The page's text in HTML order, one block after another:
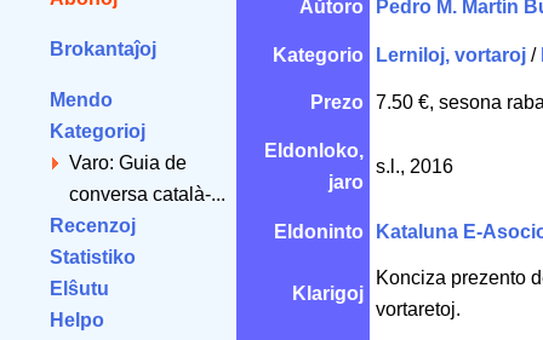
Brokantaĵoj
Mendo
Kategorioj
Varo: Guia de
conversa català-...
Recenzoj
Statistiko
Elŝutu
Helpo
Aŭtoro Pedro M. Martín
Kategorio Lerniloj, vortaroj /
Prezo 7.50 €, sesona
Eldonloko,
jaro
s.l., 2016
Eldoninto Kataluna E-
Klarigoj
Konciza prezento
vortaretoj.